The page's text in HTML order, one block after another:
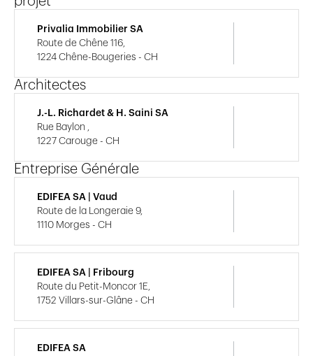
Privalia Immobilier SA
Route de Chêne 116,
1224 Chêne-Bougeries - CH
Architectes
J.-L. Richardet & H. Saini SA
Rue Baylon ,
1227 Carouge - CH
Entreprise Générale
EDIFEA SA | Vaud
Route de la Longeraie 9,
1110 Morges - CH
EDIFEA SA | Fribourg
Route du Petit-Moncor 1E,
1752 Villars-sur-Glâne - CH
EDIFEA SA